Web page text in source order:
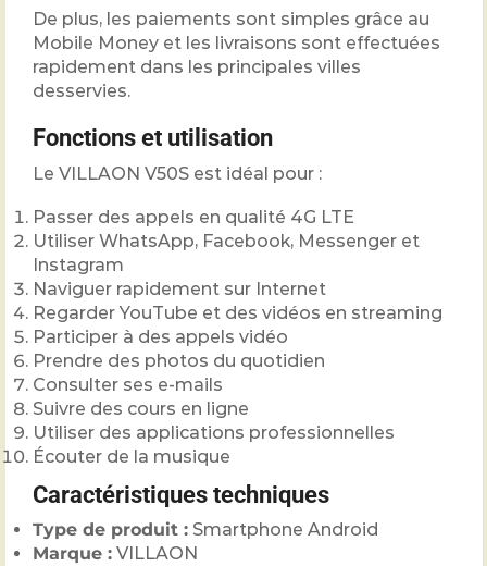
De plus, les paiements sont simples grâce au
Mobile Money et les livraisons sont effectuées
rapidement dans les principales villes
desservies.
Fonctions et utilisation
Le VILLAON V50S est idéal pour :
Passer des appels en qualité 4G LTE
Utiliser WhatsApp, Facebook, Messenger et
Instagram
Naviguer rapidement sur Internet
Regarder YouTube et des vidéos en streaming
Participer à des appels vidéo
Prendre des photos du quotidien
Consulter ses e-mails
Suivre des cours en ligne
Utiliser des applications professionnelles
Écouter de la musique
Caractéristiques techniques
Type de produit : Smartphone Android
Marque : VILLAON